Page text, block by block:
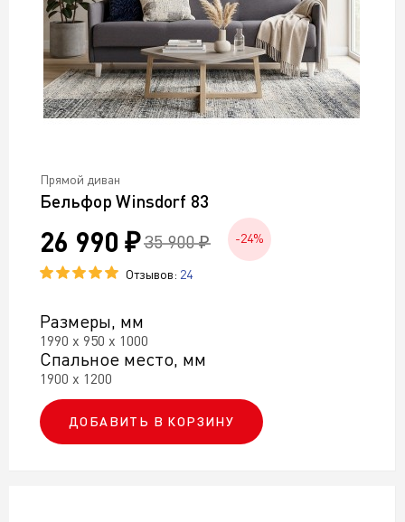
Прямой диван
Бельфор Winsdorf 83
26 990 ₽ 35 900 ₽ -24%
Отзывов: 24
Размеры, мм
1990 х 950 х 1000
Спальное место, мм
1900 х 1200
ДОБАВИТЬ В КОРЗИНУ